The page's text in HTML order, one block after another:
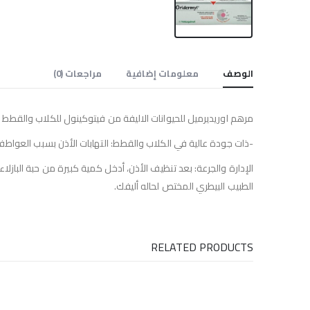
الوصف معلومات إضافية مراجعات (0)
مرهم اوريديرميل للحيوانات الاليفة من فيتوكينول للكلاب
-ذات جودة عالية في الكلاب والقطط: التهابات الأذن بسبب العواطف
الإدارة والجرعة: بعد تنظيف الأذن، أدخل كمية كبيرة من حبة
الطبيب البيطري المختص لحاله أليفك.
RELATED PRODUCTS